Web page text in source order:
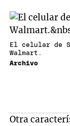
El celular de
Walmart.
Archivo
Otra